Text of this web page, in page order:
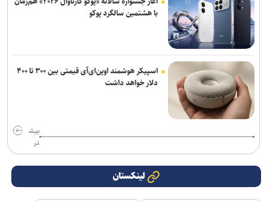
با هشتمین سالگرد پوکو
اسپیکر هوشمند اوپن‌ای‌آی قیمتی بین ۳۰۰ تا ۴۰۰
دلار خواهد داشت
بیش
تر
لینکستان